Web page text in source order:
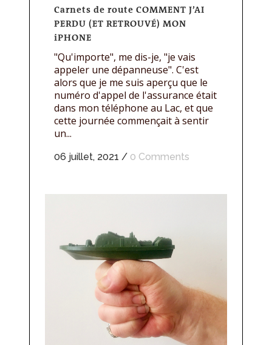
Carnets de route COMMENT J’AI
PERDU (ET RETROUVÉ) MON
iPHONE
"Qu'importe", me dis-je, "je vais
appeler une dépanneuse". C'est
alors que je me suis aperçu que le
numéro d'appel de l'assurance était
dans mon téléphone au Lac, et que
cette journée commençait à sentir
un...
06 juillet, 2021 / 0 Comments